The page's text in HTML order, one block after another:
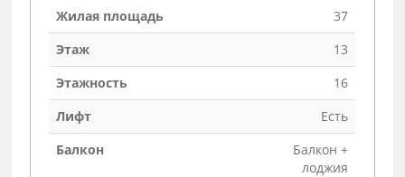
Жилая площадь
37
Этаж
13
Этажность
16
Лифт
Есть
Балкон
Балкон +
лоджия